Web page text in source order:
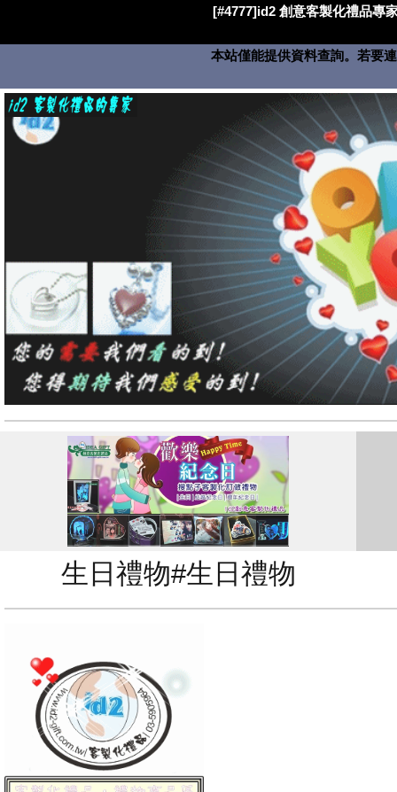
[#4777]id2 創意客製化禮品專
本站僅能提供資料查詢。若要
生日禮物#生日禮物